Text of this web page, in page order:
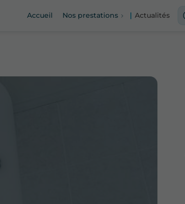
Accueil Nos prestations Actualités